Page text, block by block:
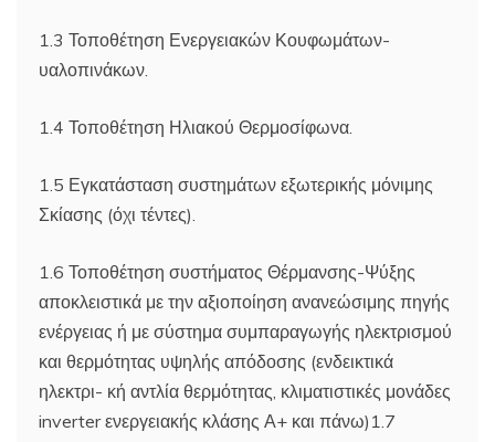
1.3 Τοποθέτηση Ενεργειακών Κουφωμάτων-
υαλοπινάκων.
1.4 Τοποθέτηση Ηλιακού Θερμοσίφωνα.
1.5 Εγκατάσταση συστημάτων εξωτερικής μόνιμης
Σκίασης (όχι τέντες).
1.6 Τοποθέτηση συστήματος Θέρμανσης-Ψύξης
αποκλειστικά με την αξιοποίηση ανανεώσιμης πηγής
ενέργειας ή με σύστημα συμπαραγωγής ηλεκτρισμού
και θερμότητας υψηλής απόδοσης (ενδεικτικά
ηλεκτρι- κή αντλία θερμότητας, κλιματιστικές μονάδες
inverter ενεργειακής κλάσης Α+ και πάνω)1.7